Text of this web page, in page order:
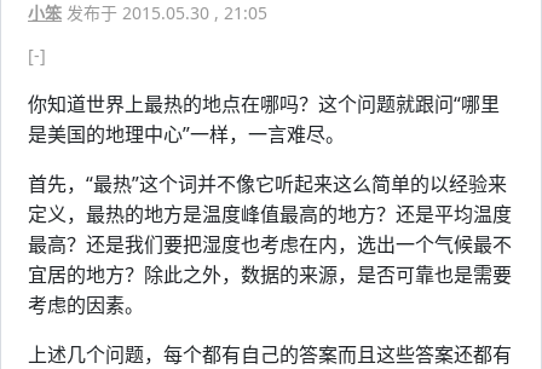
小笨 发布于 2015.05.30 , 21:05
[-]
你知道世界上最热的地点在哪吗？这个问题就跟问“哪里
是美国的地理中心”一样，一言难尽。
首先，“最热”这个词并不像它听起来这么简单的以经验来
定义，最热的地方是温度峰值最高的地方？还是平均温度
最高？还是我们要把湿度也考虑在内，选出一个气候最不
宜居的地方？除此之外，数据的来源，是否可靠也是需要
考虑的因素。
上述几个问题，每个都有自己的答案而且这些答案还都有